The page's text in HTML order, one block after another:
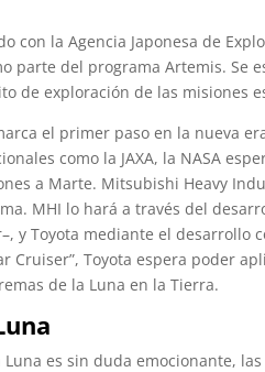
con la Agencia Japonesa de
parte del programa Artemis. Se
de exploración de las misiones
el primer paso en la nueva
como la JAXA, la NASA
a Marte. Mitsubishi Heavy
MHI lo hará a través del
y Toyota mediante el
Cruiser”, Toyota espera poder
de la Luna en la Tierra.
es sin duda emocionante,